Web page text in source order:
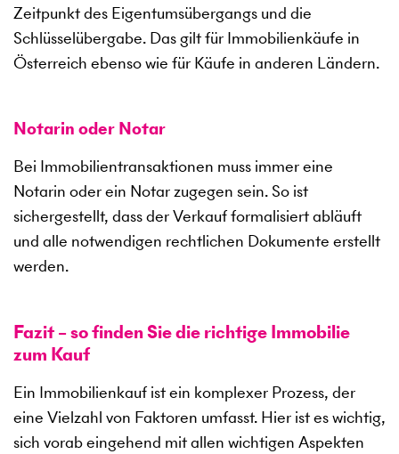
Zeitpunkt des Eigentumsübergangs und die
Schlüsselübergabe. Das gilt für Immobilienkäufe in
Österreich ebenso wie für Käufe in anderen Ländern.
Notarin oder Notar
Bei Immobilientransaktionen muss immer eine
Notarin oder ein Notar zugegen sein. So ist
sichergestellt, dass der Verkauf formalisiert abläuft
und alle notwendigen rechtlichen Dokumente erstellt
werden.
Fazit – so finden Sie die richtige Immobilie
zum Kauf
Ein Immobilienkauf ist ein komplexer Prozess, der
eine Vielzahl von Faktoren umfasst. Hier ist es wichtig,
sich vorab eingehend mit allen wichtigen Aspekten